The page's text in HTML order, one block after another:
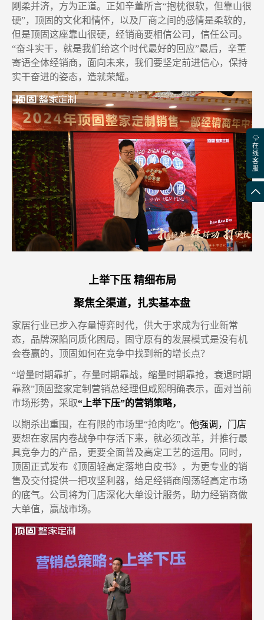
刚柔并济， 方为正道。 正如辛董所言“抱枕很软， 但靠山很
硬”， 顶固的文化和情怀，以及厂商之间的感情是柔软的，
但是顶固这座靠山很硬， 经销商要相信公司，信任公司。
“奋斗实干，就是我们给这个时代最好的回应”最后，辛董
寄语全体经销商， 面向未来 ， 我们要坚定前进信心， 保持
实干奋进的姿态， 造就荣耀。
上举下压 精细布局
聚焦全渠道，扎实基本盘
家居行业已步入存量博弈时代， 供大于求成为行业新常
态， 品牌深陷同质化困局 ，固守原有的发展模式是没有机
会卷赢的，顶固如何在竞争中找到新的增长点？
“增量时期靠扩， 存量时期靠战， 缩量时期靠抢， 衰退时期
靠熬”顶固整家定制营销总经理但咸熙明确表示 ， 面对当前
市场形势， 采取“上举下压”的营销策略，
以期杀出重围 ， 在有限的市场里“抢肉吃”。 他强调 ， 门店
要想在家居内卷战争中存活下来，就必须改革， 并推行最
具竞争力的产品 ， 更要全面普及高定工艺的运用。 同时，
顶固 正式发布《 顶固轻高定落地白皮书》， 为更专业的销
售及交付提供一把攻坚利器， 给足经销商闯荡轻高定市场
的底气。 公司将为门店深化大单设计服务 ，
助力经销商做
大单值 ， 赢战市场。
在
线
客
服